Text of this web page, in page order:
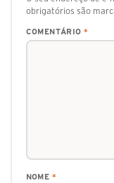
obrigatórios são
COMENTÁRIO *
NOME *